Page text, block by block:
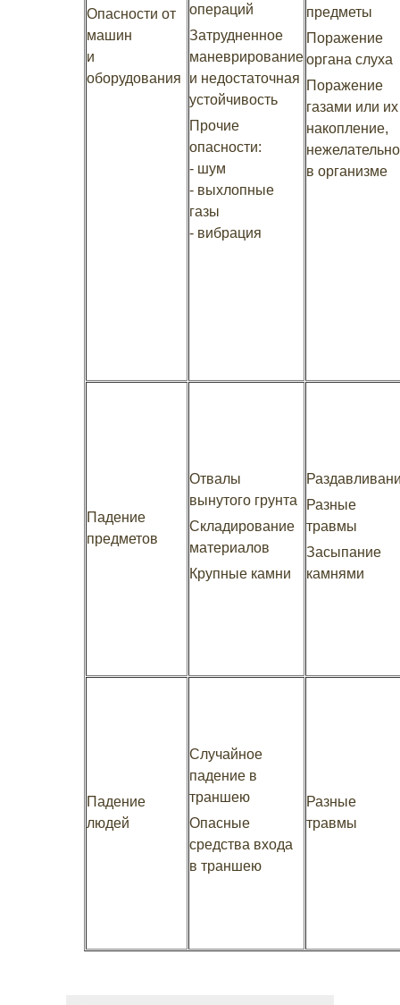
Опасности от
машин
и
оборудования
операций
Затрудненное
маневрирование
и недостаточная
устойчивость
Прочие
опасности:
- шум
- выхлопные
газы
- вибрация
предметы
Поражение
органа слуха
Поражение
газами или их
накопление,
в организме
Падение
предметов
Отвалы
вынутого грунта
Складирование
материалов
Крупные камни
Разные
травмы
Засыпание
камнями
Падение
людей
Случайное
падение в
траншею
Опасные
средства входа
в траншею
Разные
травмы